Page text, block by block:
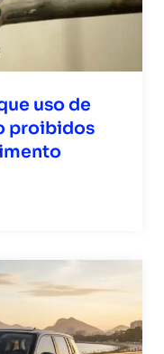
uso de
proibidos